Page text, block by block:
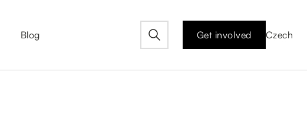
Blog Get involved Czech